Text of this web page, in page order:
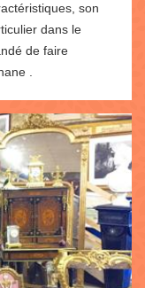
son
dans le
de faire
.